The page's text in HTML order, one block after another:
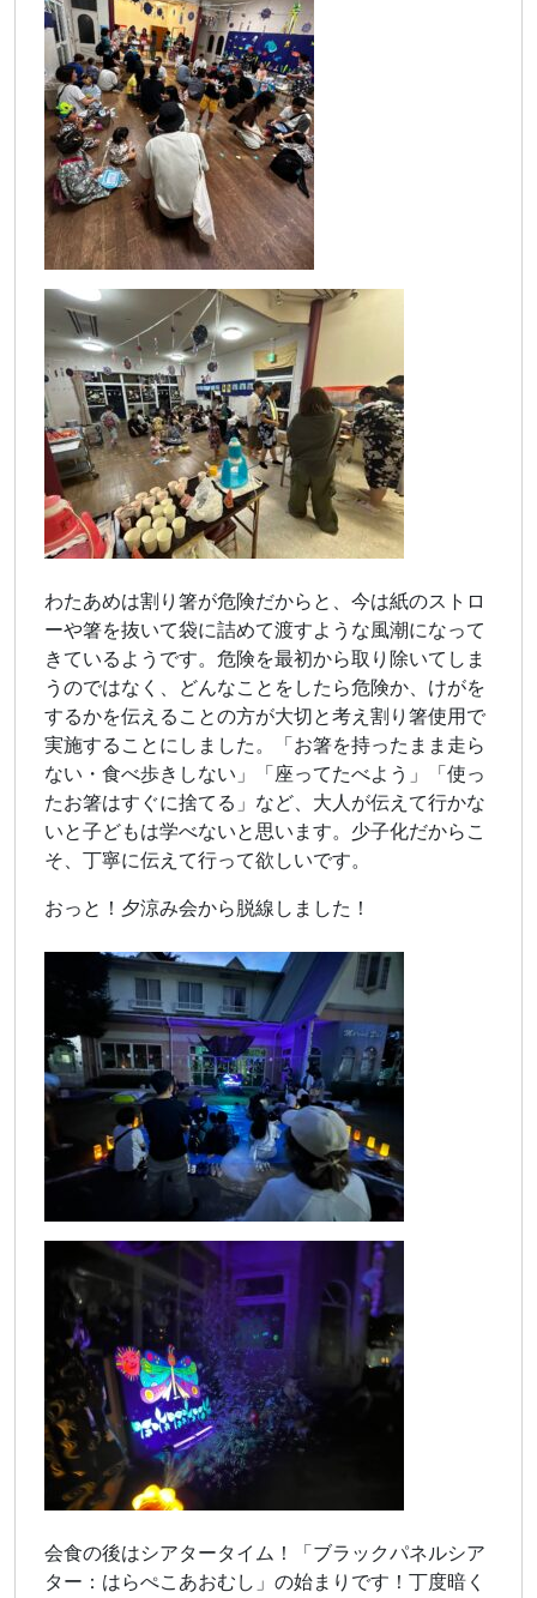
わたあめは割り箸が危険だからと、今は紙のストロ
ーや箸を抜いて袋に詰めて渡すような風潮になって
きているようです。危険を最初から取り除いてしま
うのではなく、どんなことをしたら危険か、けがを
するかを伝えることの方が大切と考え割り箸使用で
実施することにしました。「お箸を持ったまま走ら
ない・食べ歩きしない」「座ってたべよう」「使っ
たお箸はすぐに捨てる」など、大人が伝えて行かな
いと子どもは学べないと思います。少子化だからこ
そ、丁寧に伝えて行って欲しいです。
おっと！夕涼み会から脱線しました！
会食の後はシアタータイム！「ブラックパネルシア
ター：はらぺこあおむし」の始まりです！丁度暗く